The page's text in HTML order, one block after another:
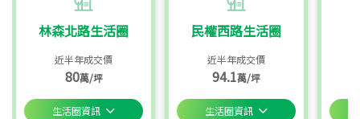
林森北路生活圈
近半年成交價
80萬/坪
生活圈資訊
民權西路生活圈
近半年成交價
94.1萬/坪
生活圈資訊